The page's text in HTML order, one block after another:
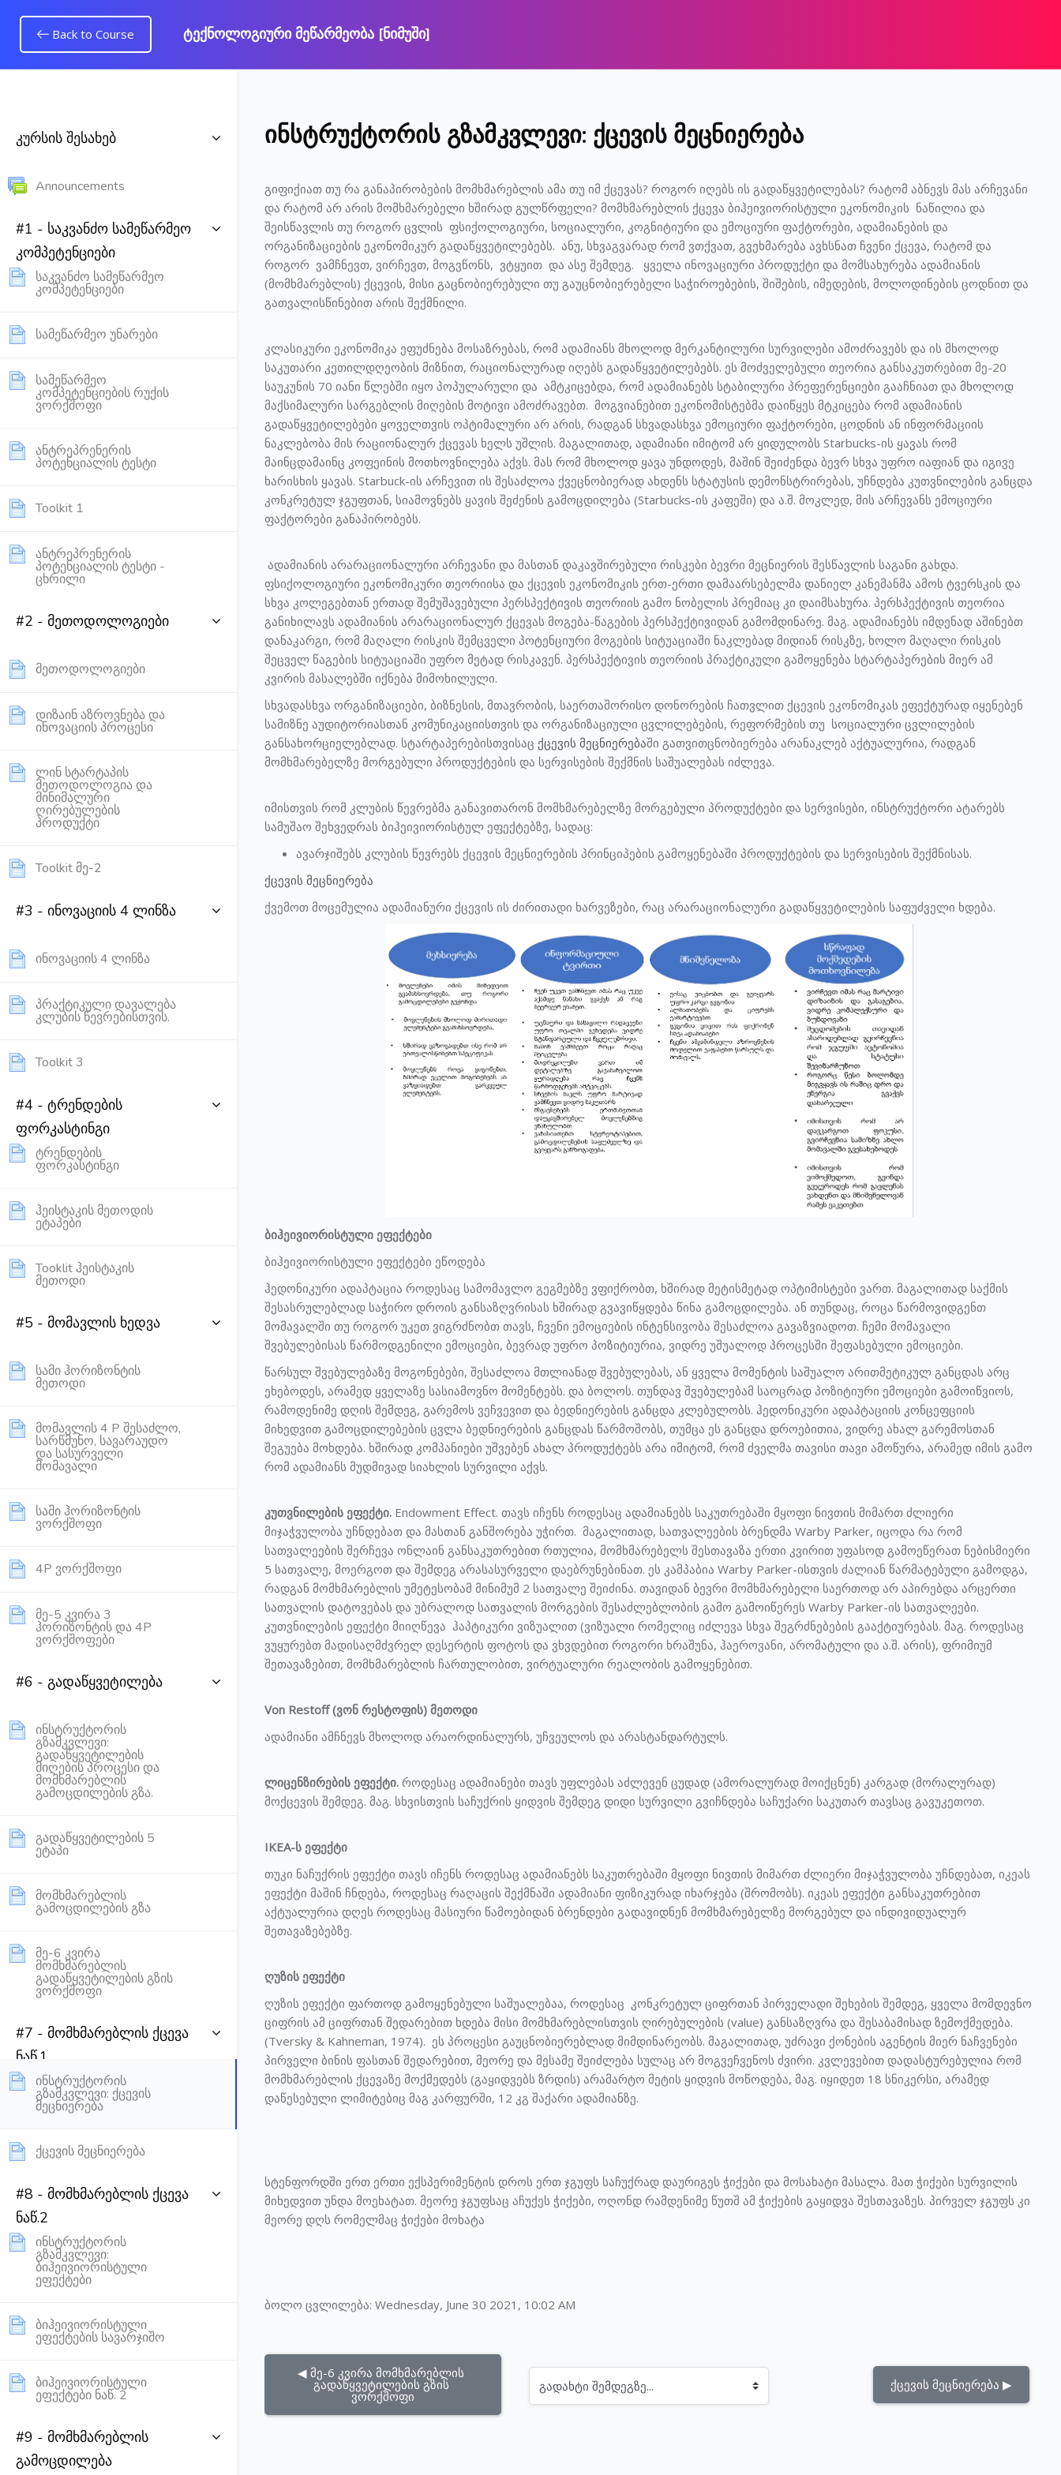
Back to Course ტექნოლოგიური მეწარმეობა [ნიმუში]
კურსის შესახებ
Announcements
#1 - საკვანძო სამეწარმეო
კომპეტენციები
საკვანძო სამეწარმეო
კომპეტენციებიPage
სამეწარმეო უნარებიPage
სამეწარმეო
კომპეტენციების რუქის
ვორქშოფიPage
ანტრეპრენერის
პოტენციალის ტესტიPage
Toolkit 1
ანტრეპრენერის
პოტენციალის ტესტი -
ცხრილიPage
#2 - მეთოდოლოგიები
მეთოდოლოგიებიPage
დიზაინ აზროვნება და
ინოვაციის პროცესიPage
ლინ სტარტაპის
მეთოდოლოგია და
მინიმალური
ღირებულების
პროდუქტიPage
Toolkit მე-2
#3 - ინოვაციის 4 ლინზა
ინოვაციის 4 ლინზაPage
პრაქტიკული დავალება
კლუბის წევრებისთვის.
Toolkit 3
#4 - ტრენდების
ფორკასტინგი
ტრენდების
ფორკასტინგიPage
ჰეისტაკის მეთოდის
ეტაპებიPage
Tooklit ჰეისტაკის
მეთოდიPage
#5 - მომავლის ხედვა
სამი ჰორიზონტის
მეთოდიPage
მომავლის 4 P შესაძლო,
სარწმუნო, სავარაუდო
და სასურველი
მომავალიPage
სამი ჰორიზონტის
ვორქშოფიPage
4P ვორქშოფიPage
მე-5 კვირა 3
ჰორიზონტის და 4P
ვორქშოფებიPage
#6 - გადაწყვეტილება
ინსტრუქტორის
გზამკვლევი:
გადაწყვეტილების
მიღების პროცესი და
მომხმარებლის
გამოცდილების გზა.
გადაწყვეტილების 5
ეტაპიPage
მომხმარებლის
გამოცდილების გზაPage
მე-6 კვირა
მომხმარებლის
გადაწყვეტილების გზის
ვორქშოფიPage
#7 - მომხმარებლის ქცევა
ნაწ.1
ინსტრუქტორის
გზამკვლევი: ქცევის
მეცნიერებაPage
ქცევის მეცნიერებაPage
#8 - მომხმარებლის ქცევა
ნაწ.2
ინსტრუქტორის
გზამკვლევი:
ბიჰეივიორისტული
ეფექტებიPage
ბიჰეივიორისტული
ეფექტების სავარჯიშო
ბიჰეივიორისტული
ეფექტები ნაწ. 2Page
#9 - მომხმარებლის
გამოცდილება
გადადი მთავარ შინაარსზე
ინსტრუქტორის გზამკვლევი: ქცევის მეცნიერება
გიფიქიათ თუ რა განაპირობების მომხმარებლის ამა თუ იმ ქცევას? როგორ იღებს ის გადაწყვეტილებას? რატომ აბნევს მას არჩევანი
და რატომ არ არის მომხმარებელი ხშირად გულწრფელი? მომხმარებლის ქცევა ბიჰეივიორისტული ეკონომიკის ნაწილია და
შეისწავლის თუ როგორ ცვლის ფსიქოლოგიური, სოციალური, კოგნიტიური და ემოციური ფაქტორები, ადამიანების და
ორგანიზაციების ეკონომიკურ გადაწყვეტილებებს. ანუ, სხვაგვარად რომ ვთქვათ, გვეხმარება ავხსნათ ჩვენი ქცევა, რატომ და
როგორ ვამჩნევთ, ვირჩევთ, მოგვწონს, ვტყუით და ასე შემდეგ. ყველა ინოვაციური პროდუქტი და მომსახურება ადამიანის
(მომხმარებლის) ქცევის, მისი გაცნობიერებული თუ გაუცნობიერებელი საჭიროებების, შიშების, იმედების, მოლოდინების ცოდნით და
გათვალისწინებით არის შექმნილი.
კლასიკური ეკონომიკა ეფუძნება მოსაზრებას, რომ ადამიანს მხოლოდ მერკანტილური სურვილები ამოძრავებს და ის მხოლოდ
საკუთარი კეთილდღეობის მიზნით, რაციონალურად იღებს გადაწყვეტილებებს. ეს მოძველებული თეორია განსაკუთრებით მე-20
საუკუნის 70 იანი წლებში იყო პოპულარული და ამტკიცებდა, რომ ადამიანებს სტაბილური პრეფერენციები გააჩნიათ და მხოლოდ
მაქსიმალური სარგებლის მიღების მოტივი ამოძრავებთ. მოგვიანებით ეკონომისტებმა დაიწყეს მტკიცება რომ ადამიანის
გადაწყვეტილებები ყოველთვის ოპტიმალური არ არის, რადგან სხვადასხვა ემოციური ფაქტორები, ცოდნის ან ინფორმაციის
ნაკლებობა მის რაციონალურ ქცევას ხელს უშლის. მაგალითად, ადამიანი იმიტომ არ ყიდულობს Starbucks-ის ყავას რომ
მაინცდამაინც კოფეინის მოთხოვნილება აქვს. მას რომ მხოლოდ ყავა უნდოდეს, მაშინ შეიძენდა ბევრ სხვა უფრო იაფიან და იგივე
ხარისხის ყავას. Starbuck-ის არჩევით ის შესაძლოა ქვეცნობიერად ახდენს სტატუსის დემონსტრირებას, უჩნდება კუთვნილების განცდა
კონკრეტულ ჯგუფთან, სიამოვნებს ყავის შეძენის გამოცდილება (Starbucks-ის კაფეში) და ა.შ. მოკლედ, მის არჩევანს ემოციური
ფაქტორები განაპირობებს.
ადამიანის არარაციონალური არჩევანი და მასთან დაკავშირებული რისკები ბევრი მეცნიერის შესწავლის საგანი გახდა.
ფსიქოლოგიური ეკონომიკური თეორიისა და ქცევის ეკონომიკის ერთ-ერთი დამაარსებელმა დანიელ კანემანმა ამოს ტვერსკის და
სხვა კოლეგებთან ერთად შემუშავებული პერსპექტივის თეორიის გამო ნობელის პრემიაც კი დაიმსახურა. პერსპექტივის თეორია
განიხილავს ადამიანის არარაციონალურ ქცევას მოგება-წაგების პერსპექტივიდან გამომდინარე. მაგ. ადამიანებს იმდენად აშინებთ
დანაკარგი, რომ მაღალი რისკის შემცველი პოტენციური მოგების სიტუაციაში ნაკლებად მიდიან რისკზე, ხოლო მაღალი რისკის
შეცველ წაგების სიტუაციაში უფრო მეტად რისკავენ. პერსპექტივის თეორიის პრაქტიკული გამოყენება სტარტაპერების მიერ ამ
კვირის მასალებში იქნება მიმოხილული.
სხვადასხვა ორგანიზაციები, ბიზნესის, მთავრობის, საერთაშორისო დონორების ჩათვლით ქცევის ეკონომიკას ეფექტურად იყენებენ
სამიზნე აუდიტორიასთან კომუნიკაციისთვის და ორგანიზაციული ცვლილებების, რეფორმების თუ სოციალური ცვლილების
განსახორციელებლად. სტარტაპერებისთვისაც ქცევის მეცნიერებაში გათვითცნობიერება არანაკლებ აქტუალურია, რადგან
მომხმარებელზე მორგებული პროდუქტების და სერვისების შექმნის საშუალებას იძლევა.
იმისთვის რომ კლუბის წევრებმა განავითარონ მომხმარებელზე მორგებული პროდუქტები და სერვისები, ინსტრუქტორი ატარებს
სამუშაო შეხვედრას ბიჰეივიორისტულ ეფექტებზე, სადაც:
ავარჯიშებს კლუბის წევრებს ქცევის მეცნიერების პრინციპების გამოყენებაში პროდუქტების და სერვისების შექმნისას.
ქცევის მეცნიერება
ქვემოთ მოცემულია ადამიანური ქცევის ის ძირითადი ხარვეზები, რაც არარაციონალური გადაწყვეტილების საფუძველი ხდება.
ბიჰეივიორისტული ეფექტები
ბიჰეივიორისტული ეფექტები ეწოდება
ჰედონიკური ადაპტაცია როდესაც სამომავლო გეგმებზე ვფიქრობთ, ხშირად მეტისმეტად ოპტიმისტები ვართ. მაგალითად საქმის
შესასრულებლად საჭირო დროის განსაზღვრისას ხშირად გვავიწყდება წინა გამოცდილება. ან თუნდაც, როცა წარმოვიდგენთ
მომავალში თუ როგორ უკეთ ვიგრძნობთ თავს, ჩვენი ემოციების ინტენსივობა შესაძლოა გავაზვიადოთ. ჩემი მომავალი
შვებულებისას წარმოდგენილი ემოციები, ბევრად უფრო პოზიტიურია, ვიდრე უშუალოდ პროცესში შეფასებული ემოციები.
წარსულ შვებულებაზე მოგონებები, შესაძლოა მთლიანად შვებულებას, ან ყველა მომენტის საშუალო არითმეტიკულ განცდას არც
ეხებოდეს, არამედ ყველაზე სასიამოვნო მომენტებს. და ბოლოს. თუნდავ შვებულებამ საოცრად პოზიტიური ემოციები გამოიწვიოს,
რამოდენიმე დღის შემდეგ, გარემოს ვეჩვევით და ბედნიერების განცდა კლებულობს. ჰედონიკური ადაპტაციის კონცეფციის
მიხედვით გამოცდილებების ცვლა ბედნიერების განცდას წარმოშობს, თუმცა ეს განცდა დროებითია, ვიდრე ახალ გარემოსთან
შეგუება მოხდება. ხშირად კომპანიები უშვებენ ახალ პროდუქტებს არა იმიტომ, რომ ძველმა თავისი თავი ამოწურა, არამედ იმის გამო
რომ ადამიანს მუდმივად სიახლის სურვილი აქვს.
კუთვნილების ეფექტი. Endowment Effect. თავს იჩენს როდესაც ადამიანებს საკუთრებაში მყოფი ნივთის მიმართ ძლიერი
მიჯაჭვულობა უჩნდებათ და მასთან განშორება უჭირთ. მაგალითად, სათვალეების ბრენდმა Warby Parker, იცოდა რა რომ
სათვალეების შერჩევა ონლაინ განსაკუთრებით რთულია, მომხმარებელს შესთავაზა ერთი კვირით უფასოდ გამოეწერათ ნებისმიერი
5 სათვალე, მოერგოთ და შემდეგ არასასურველი დაებრუნებინათ. ეს კამპაბია Warby Parker-ისთვის ძალიან წარმატებული გამოდგა,
რადგან მომხმარებლის უმეტესობამ მინიმუმ 2 სათვალე შეიძინა. თავიდან ბევრი მომხმარებელი საერთოდ არ აპირებდა არცერთი
სათვალის დატოვებას და უბრალოდ სათვალის მორგების შესაძლებლობის გამო გამოიწერეს Warby Parker-ის სათვალეები.
კუთვნილების ეფექტი მიიღწევა ჰაპტიკური ვიზუალით (ვიზუალი რომელიც იძლევა სხვა შეგრძნებების გააქტიურებას. მაგ. როდესაც
ვუყურებთ მადისაღმძვრელ დესერტის ფოტოს და ვხვდებით როგორი ხრაშუნა, ჰაეროვანი, არომატული და ა.შ. არის), ფრიმიუმ
შეთავაზებით, მომხმარებლის ჩართულობით, ვირტუალური რეალობის გამოყენებით.
Von Restoff (ვონ რესტოფის) მეთოდი
ადამიანი ამჩნევს მხოლოდ არაორდინალურს, უჩვეულოს და არასტანდარტულს.
ლიცენზირების ეფექტი. როდესაც ადამიანები თავს უფლებას აძლევენ ცუდად (ამორალურად მოიქცნენ) კარგად (მორალურად)
მოქცევის შემდეგ. მაგ. სხვისთვის საჩუქრის ყიდვის შემდეგ დიდი სურვილი გვიჩნდება საჩუქარი საკუთარ თავსაც გავუკეთოთ.
IKEA-ს ეფექტი
თუკი ნაჩუქრის ეფექტი თავს იჩენს როდესაც ადამიანებს საკუთრებაში მყოფი ნივთის მიმართ ძლიერი მიჯაჭვულობა უჩნდებათ, იკეას
ეფექტი მაშინ ჩნდება, როდესაც რაღაცის შექმნაში ადამიანი ფიზიკურად იხარჯება (შრომობს). იკეას ეფექტი განსაკუთრებით
აქტუალურია დღეს როდესაც მასიური წამოებიდან ბრენდები გადავიდნენ მომხმარებელზე მორგებულ და ინდივიდუალურ
შეთავაზებებზე.
ღუზის ეფექტი
ღუზის ეფექტი ფართოდ გამოყენებული საშუალებაა, როდესაც კონკრეტულ ციფრთან პირველადი შეხების შემდეგ, ყველა მომდევნო
ციფრის ამ ციფრთან შედარებით ხდება მისი მომხმარებლისთვის ღირებულების (value) განსაზღვრა და შესაბამისად ზემოქმედება.
(Tversky & Kahneman, 1974). ეს პროცესი გაუცნობიერებლად მიმდინარეობს. მაგალითად, უძრავი ქონების აგენტის მიერ ნაჩვენები
პირველი ბინის ფასთან შედარებით, მეორე და მესამე შეიძლება სულაც არ მოგვეჩვენოს ძვირი. კვლევებით დადასტურებულია რომ
მომხმარებლის ქცევაზე მოქმედებს (გაყიდვებს ზრდის) არამარტო მეტის ყიდვის მოწოდება, მაგ. იყიდეთ 18 სნიკერსი, არამედ
დაწესებული ლიმიტებიც მაგ კარფურში, 12 კგ შაქარი ადამიანზე.
სტენფორდში ერთ ერთი ექსპერიმენტის დროს ერთ ჯგუფს საჩუქრად დაურიგეს ჭიქები და მოსახატი მასალა. მათ ჭიქები სურვილის
მიხედვით უნდა მოეხატათ. მეორე ჯგუფსაც აჩუქეს ჭიქები, ოღონდ რამდენიმე წუთშ ამ ჭიქების გაყიდვა შესთავაზეს. პირველ ჯგუფს კი
მეორე დღს რომელმაც ჭიქები მოხატა
ბოლო ცვლილება: Wednesday, June 30 2021, 10:02 AM
◀︎ მე-6 კვირა მომხმარებლის
გადაწყვეტილების გზის
ვორქშოფი
გადახტი შემდეგზე... ქცევის მეცნიერება ▶︎